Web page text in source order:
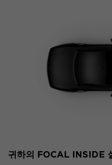
귀하의 FOCAL INSIDE